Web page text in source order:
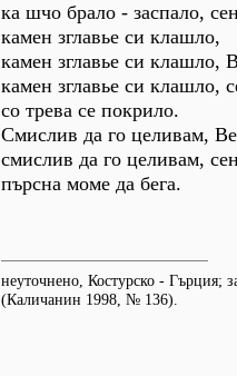
ка шчо брало - заспало,
камен зглавье си клашло,
камен зглавье си клашло,
камен зглавье си клашло,
со трева се покрило.
Смислив да го целивам,
смислив да го целивам,
пърсна моме да бега.
неуточнено, Костурско - Гърция;
(Каличанин 1998, № 136).